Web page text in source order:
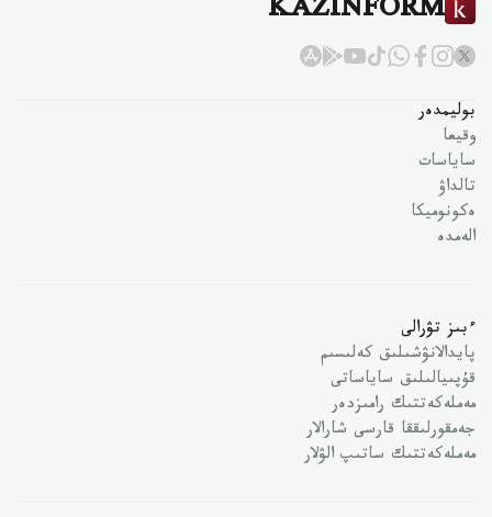
KAZINFORM
بوليمدەر
وقيعا
ساياسات
تالداۋ
ەكونوميكا
الەمدە
ءبىز تۋرالى
پايدالانۋشىلىق كەلىسىم
قۇپىيالىلىق ساياساتى
مەملەكەتتىك رامىزدەر
جەمقورلىققا قارسى شارالار
مەملەكەتتىك ساتىپ الۋلار